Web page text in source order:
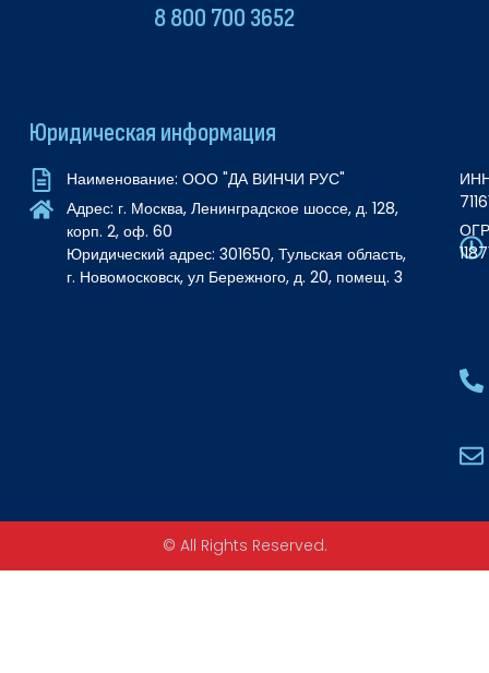
8 800 700 3652
Юридическая информация
Наименование: ООО "ДА ВИНЧИ РУС"
Адрес: г. Москва, Ленинградское шоссе, д. 128,
корп. 2, оф. 60
Юридический адрес: 301650, Тульская область,
г. Новомосковск, ул Бережного, д. 20, помещ. 3
© All Rights Reserved.